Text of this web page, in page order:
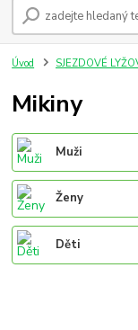
Úvod SJEZDOVÉ
Mikiny
Muži
Ženy
Děti